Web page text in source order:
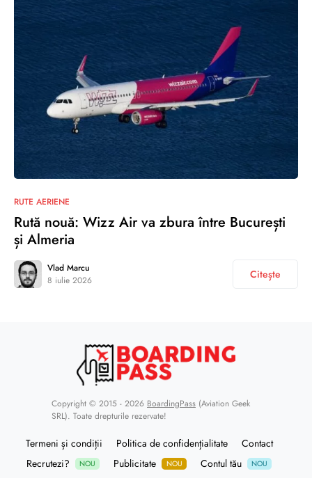
RUTE AERIENE
Rută nouă: Wizz Air va zbura între București
și Almeria
Vlad Marcu
8 iulie 2026
Citește
Copyright © 2015 - 2026 BoardingPass (Aviation Geek
SRL). Toate drepturile rezervate!
Termeni și condiții Politica de confidențialitate
Contact
Recrutezi?
NOU Publicitate NOU Contul tău NOU